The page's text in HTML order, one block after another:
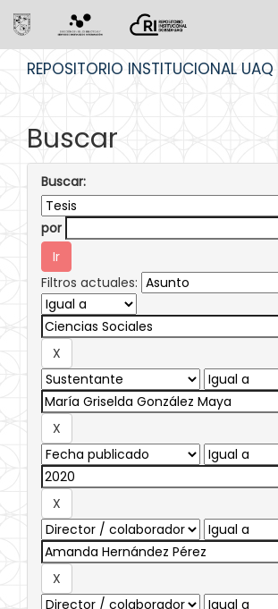
REPOSITORIO INSTITUCIONAL UAQ
Buscar
Buscar:
por
Filtros actuales: